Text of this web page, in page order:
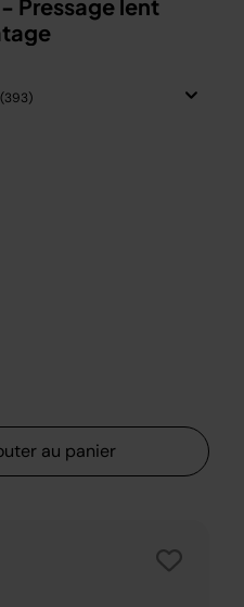
Pressage lent
(393)
au panier